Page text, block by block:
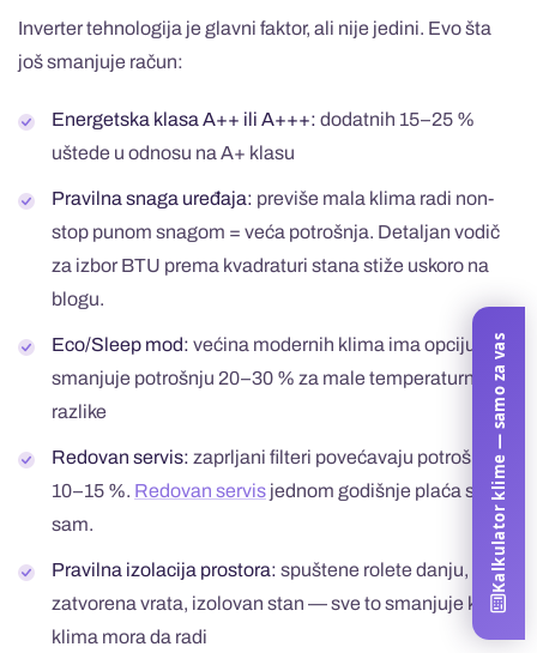
Kalkulator klime — samo za vas
Inverter tehnologija je glavni faktor, ali nije jedini. Evo šta
još smanjuje račun:
Energetska klasa A++ ili A+++: dodatnih 15–25 %
uštede u odnosu na A+ klasu
Pravilna snaga uređaja: previše mala klima radi non-
stop punom snagom = veća potrošnja. Detaljan vodič
za izbor BTU prema kvadraturi stana stiže uskoro na
blogu.
Eco/Sleep mod: većina modernih klima ima opciju koja
smanjuje potrošnju 20–30 % za male temperaturne
razlike
Redovan servis: zaprljani filteri povećavaju potrošnju
10–15 %. Redovan servis jednom godišnje plaća se
sam.
Pravilna izolacija prostora: spuštene rolete danju,
zatvorena vrata, izolovan stan — sve to smanjuje koliko
klima mora da radi